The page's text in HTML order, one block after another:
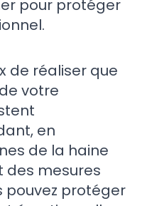
pour protéger
de réaliser que
votre
en
de la haine
des mesures
pouvez protéger